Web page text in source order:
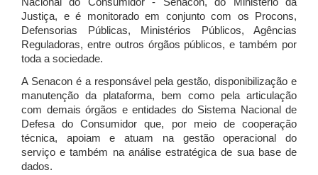
Nacional do Consumidor - Senacon, do Ministério da
Justiça, e é monitorado em conjunto com os Procons,
Defensorias Públicas, Ministérios Públicos, Agências
Reguladoras, entre outros órgãos públicos, e também por
toda a sociedade.
A Senacon é a responsável pela gestão, disponibilização e
manutenção da plataforma, bem como pela articulação
com demais órgãos e entidades do Sistema Nacional de
Defesa do Consumidor que, por meio de cooperação
técnica, apoiam e atuam na gestão operacional do
serviço e também na análise estratégica de sua base de
dados.